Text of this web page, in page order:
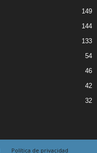
149
144
133
54
46
42
32
Política de privacidad